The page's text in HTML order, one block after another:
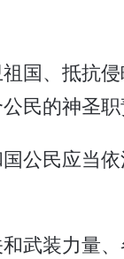
国、抵抗侵
民的神圣职
公民应当
武装力量